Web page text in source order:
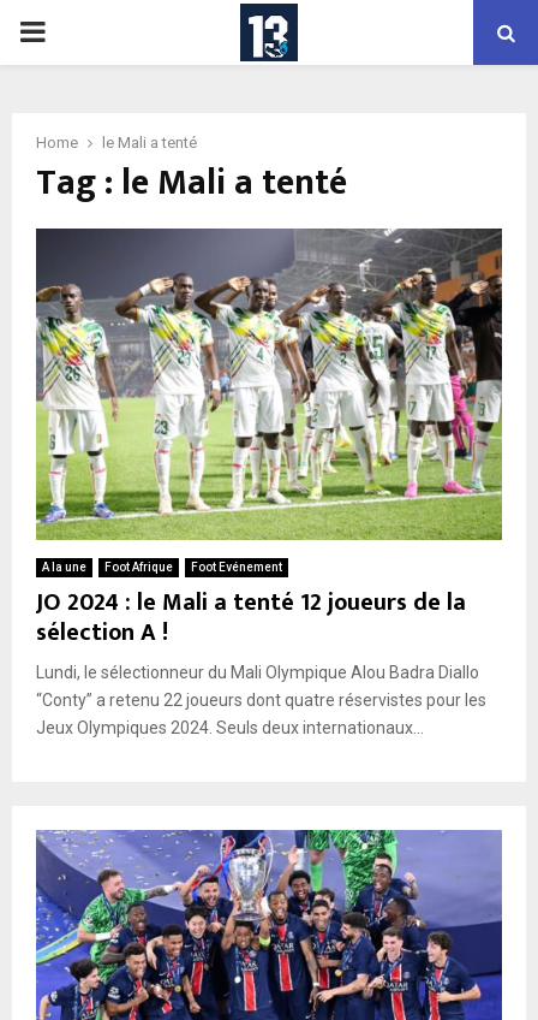
PRIMARY
Home le Mali a tenté
Tag : le Mali a tenté
A la une Foot Afrique Foot Evénement
JO 2024 : le Mali a tenté 12 joueurs de la
sélection A !
Lundi, le sélectionneur du Mali Olympique Alou Badra Diallo
“Conty” a retenu 22 joueurs dont quatre réservistes pour les
Jeux Olympiques 2024. Seuls deux internationaux...